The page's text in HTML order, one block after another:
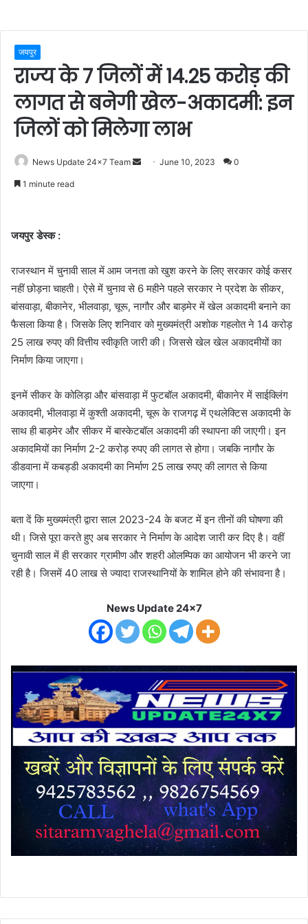
जयपुर
राज्य के 7 जिलों में 14.25 करोड़ की
लागत से बनेगी खेल-अकादमी: इन
जिलों को मिलेगा लाभ
News Update 24x7 Team
Send June 10, 2023 0
1 minute read
जयपुर डेस्क :
राजस्थान में चुनावी साल में आम जनता को खुश करने के लिए सरकार कोई कसर
नहीं छोड़ना चाहती। ऐसे में चुनाव से 6 महीने पहले सरकार ने प्रदेश के सीकर,
बांसवाड़ा, बीकानेर, भीलवाड़ा, चूरू, नागौर और बाड़मेर में खेल अकादमी बनाने का
फैसला किया है। जिसके लिए शनिवार को मुख्यमंत्री अशोक गहलोत ने 14 करोड़
25 लाख रुपए की वित्तीय स्वीकृति जारी की। जिससे खेल खेल अकादमीयों का
निर्माण किया जाएगा।
इनमें सीकर के कोलिड़ा और बांसवाड़ा में फुटबॉल अकादमी, बीकानेर में साईक्लिंग
अकादमी, भीलवाड़ा में कुश्ती अकादमी, चूरू के राजगढ़ में एथलेक्टिस अकादमी के
साथ ही बाड़मेर और सीकर में बास्केटबॉल अकादमी की स्थापना की जाएगी। इन
अकादमियों का निर्माण 2-2 करोड़ रुपए की लागत से होगा। जबकि नागौर के
डीडवाना में कबड्डी अकादमी का निर्माण 25 लाख रुपए की लागत से किया
जाएगा।
बता दें कि मुख्यमंत्री द्वारा साल 2023-24 के बजट में इन तीनों की घोषणा की
थी। जिसे पूरा करते हुए अब सरकार ने निर्माण के आदेश जारी कर दिए है। वहीं
चुनावी साल में ही सरकार ग्रामीण और शहरी ओलम्पिक का आयोजन भी करने जा
रही है। जिसमें 40 लाख से ज्यादा राजस्थानियों के शामिल होने की संभावना है।
News Update 24x7